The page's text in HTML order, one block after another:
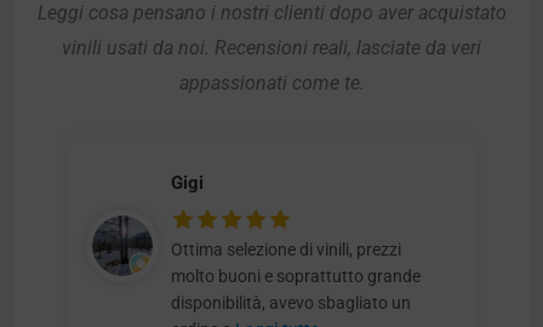
Leggi cosa pensano i nostri clienti dopo aver acquistato
vinili usati da noi. Recensioni reali, lasciate da veri
appassionati come te.
Gigi
Ottima selezione di vinili, prezzi
molto buoni e soprattutto grande
disponibilità, avevo sbagliato un